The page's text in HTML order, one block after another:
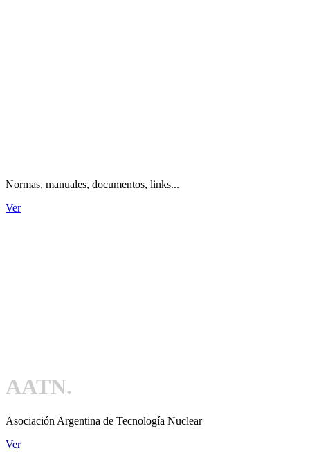
Normas, manuales, documentos, links...
Ver
AATN.
Asociación Argentina de Tecnología Nuclear
Ver